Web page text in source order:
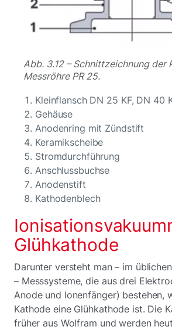
Abb. 3.12 – Schnittzeichnung der
Messröhre PR 25.
Kleinflansch DN 25 KF, DN 40
Gehäuse
Anodenring mit Zündstift
Keramikscheibe
Stromdurchführung
Anschlussbuchse
Anodenstift
Kathodenblech
Glühkathode
Darunter versteht man – im
– Messsysteme, die aus drei
Anode und Ionenfänger) bestehen,
Kathode eine Glühkathode ist. Die
früher aus Wolfram und werden